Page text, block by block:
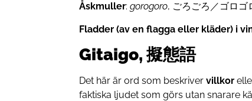
Åskmuller:gorogoro, ごろごろ／ゴロゴ
Fladder (av en flagga eller kläder) i
Gitaigo, 擬態語
Det här är ord som beskrivervillkor
faktiska ljudet som görs utan snarare